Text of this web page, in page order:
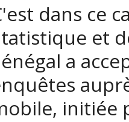
dans ce
et
a
initiée